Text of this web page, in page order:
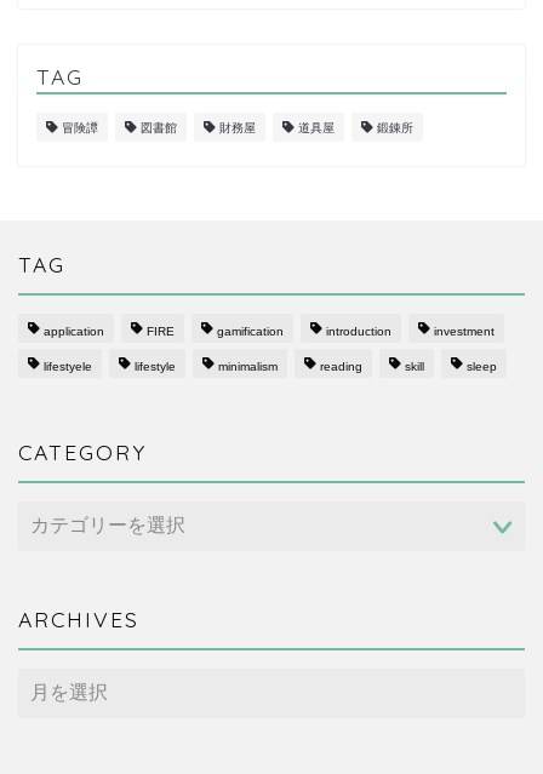
TAG
冒険譚 図書館 財務屋 道具屋 鍛錬所
TAG
application FIRE gamification introduction investment
lifestyele lifestyle minimalism reading skill sleep
CATEGORY
ARCHIVES